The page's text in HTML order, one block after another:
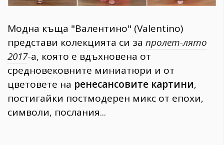
Gentlemen
382
Wellness
Модна къща "Валентино" (Valentino)
представи колекцията си за пролет-лято
2017-а, която е вдъхновена от
средновековните миниатюри и от
цветовете на ренесансовите картини,
постигайки постмодерен микс от епохи,
символи, послания...